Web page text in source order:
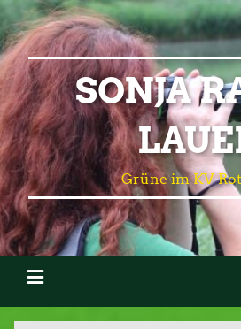
SONJA
Grüne im KV